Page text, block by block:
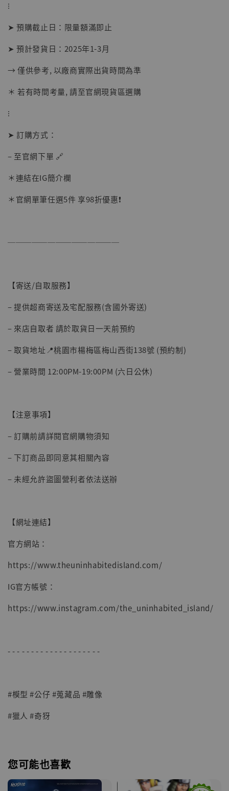
子彈飛 鵝城縣長 張麻子 [BK01]
NT$ 4,980
-
⁝
➤ 預購截止日：限量額滿即止
➤ 預計發貨日：2025年1-3月
→ 僅供參考, 以廠商實際出貨時間為準
＊ 若有時間考量, 請至官網現貨區選購
⁝
➤ 訂購方式：
– 至官網下單 🔗
＊連結在IG簡介欄
＊官網單筆任選5件 享98折優惠❗️
──────────────
【寄送/自取服務】
– 提供超商寄送及宅配服務(含國外寄送)
– 來店自取者 請於取貨日一天前預約
– 取貨地址📍桃園市楊梅區梅山西街138號 (預約制)
– 營業時間 12:00PM-19:00PM (六日公休)
【注意事項】
– 訂購前請詳閱官網購物須知
– 下訂商品即同意其相關內容
– 未經允許盜圖營利者依法送辦
【網址連結】
官方網站：
https://www.theuninhabitedisland.com/
IG官方帳號：
https://www.instagram.com/the_uninhabited_island/
- - - - - - - - - - - - - - - - - - - -
#模型 #公仔 #蒐藏品 #雕像
#獵人 #奇犽
您可能也喜歡